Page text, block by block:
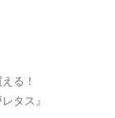
る！
タス』